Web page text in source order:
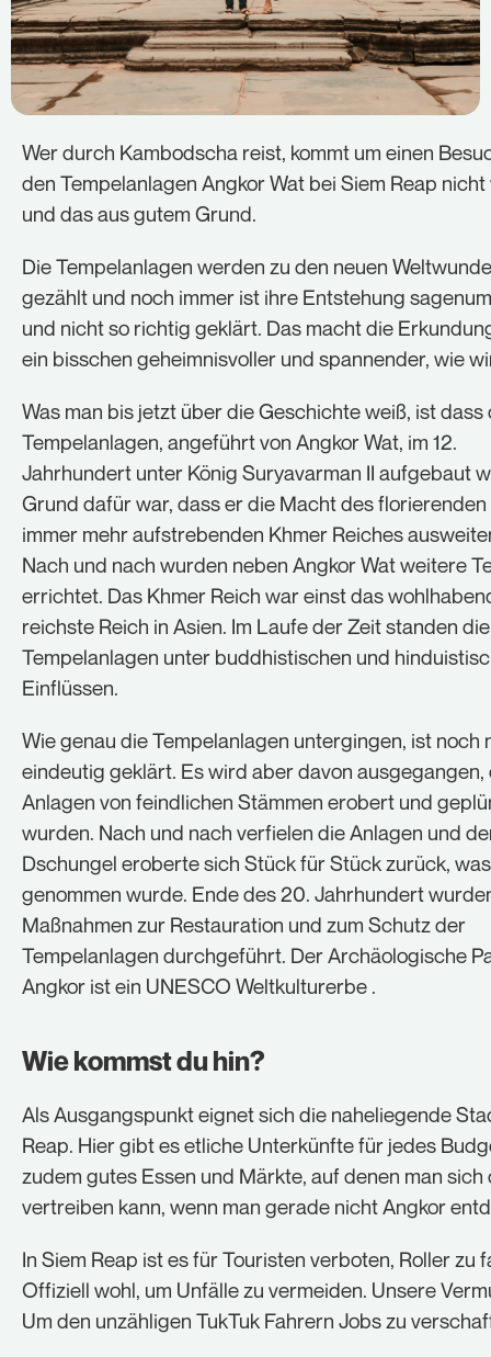
Wer durch Kambodscha reist, kommt um einen
den Tempelanlagen Angkor Wat bei Siem Reap
und das aus gutem Grund.
Die Tempelanlagen werden zu den neuen
gezählt und noch immer ist ihre Entstehung
und nicht so richtig geklärt. Das macht die
ein bisschen geheimnisvoller und spannender, wie
Was man bis jetzt über die Geschichte weiß, ist dass
Tempelanlagen, angeführt von Angkor Wat, im 12.
Jahrhundert unter König Suryavarman II aufgebaut
Grund dafür war, dass er die Macht des florierenden
immer mehr aufstrebenden Khmer Reiches
Nach und nach wurden neben Angkor Wat weitere
errichtet. Das Khmer Reich war einst das
reichste Reich in Asien. Im Laufe der Zeit standen die
Tempelanlagen unter buddhistischen und
Einflüssen.
Wie genau die Tempelanlagen untergingen, ist noch
eindeutig geklärt. Es wird aber davon ausgegangen,
Anlagen von feindlichen Stämmen erobert und
wurden. Nach und nach verfielen die Anlagen und
Dschungel eroberte sich Stück für Stück zurück,
genommen wurde. Ende des 20. Jahrhundert
Maßnahmen zur Restauration und zum Schutz der
Tempelanlagen durchgeführt. Der Archäologische
Angkor ist ein UNESCO Weltkulturerbe .
Wie kommst du hin?
Als Ausgangspunkt eignet sich die naheliegende
Reap. Hier gibt es etliche Unterkünfte für jedes
zudem gutes Essen und Märkte, auf denen man sich
vertreiben kann, wenn man gerade nicht Angkor
In Siem Reap ist es für Touristen verboten, Roller zu
Offiziell wohl, um Unfälle zu vermeiden. Unsere
Um den unzähligen TukTuk Fahrern Jobs zu
Alle akzeptieren Speichern
Ablehnen
Zurück
Essenziell (2)
Funktionen und sind für die einwandfreie Funktion der
Cookie-Informationen anzeigen
Statistiken (1)
Statistik Cookies erfassen Informationen anonym. Diese
Informationen helfen uns zu verstehen, wie unsere
Besucher unsere Website nutzen.
Cookie-Informationen anzeigen
Externe Medien (1)
Inhalte von Videoplattformen und Social-Media-
Plattformen werden standardmäßig blockiert. Wenn
Cookies von externen Medien akzeptiert werden, bedarf
der Zugriff auf diese Inhalte keiner manuellen
Einwilligung mehr.